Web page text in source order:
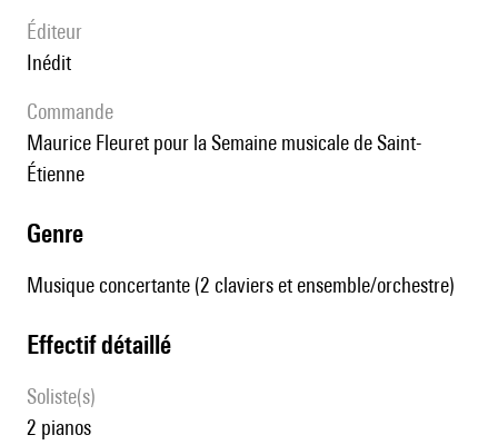
éditeur
Inédit
Commande
Maurice Fleuret pour la Semaine musicale de Saint-
Étienne
genre
Musique concertante (2 claviers et ensemble/orchestre)
effectif détaillé
Soliste(s)
2 pianos